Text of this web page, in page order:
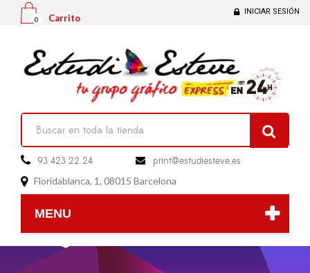
INICIAR SESIÓN
0 Carrito
 93 423 22 24 
print@estudiesteve.es
 Floridablanca, 1, 08015 Barcelona
MENU